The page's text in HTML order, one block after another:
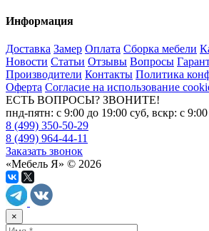
Информация
Доставка Замер Оплата Сборка мебели
Новости Статьи Отзывы Вопросы
Производители Контакты Политика
Оферта Согласие на использование
ЕСТЬ ВОПРОСЫ? ЗВОНИТЕ!
пнд-пятн: с 9:00 до 19:00 суб, вскр: с
8 (499) 350-50-29
8 (499) 964-44-11
Заказать звонок
«Мебель Я» © 2026
×